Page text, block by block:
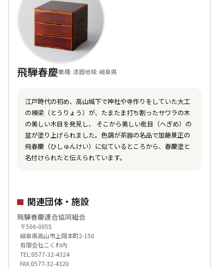
飛騨春慶業種: 漆器地域: 岐阜県
江戸時代の初め、高山城下で神社や寺作りをしていた大工
の棟梁（とうりょう）が、たまたま打ち割ったサワラの木
の美しい木目を発見し、 そこから美しい枇目（へぎめ）の
盆が塗り上げられました。色調が茶器の名品で加藤景正の
飛春慶（ひしゅんけい）に似ているところから、春慶塗と
名付けられたと伝えられています。
関連団体・施設
飛騨春慶連合協同組合
〒506-0055
岐阜県高山市上岡本町2-150
有限会社こくわ内
TEL:0577-32-4324
FAX:0577-32-4320